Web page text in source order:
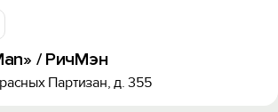
/ РичМэн
Партизан, д. 355